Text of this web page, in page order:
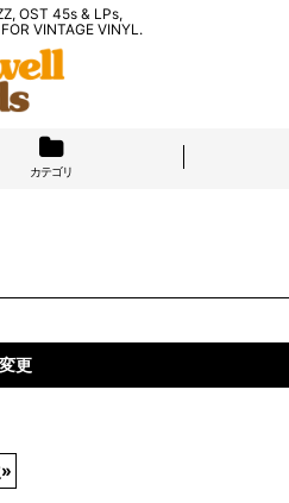
OST 45s & LPs,
VINTAGE VINYL.
カテゴリ
更
»